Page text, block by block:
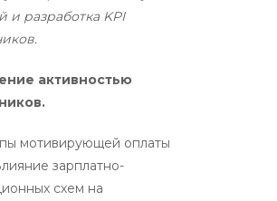
и разработка KPI
активностью
мотивирующей оплаты
зарплатно-
схем на